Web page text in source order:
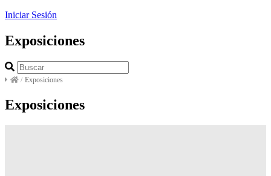
Iniciar Sesión
Exposiciones
/ Exposiciones
Exposiciones